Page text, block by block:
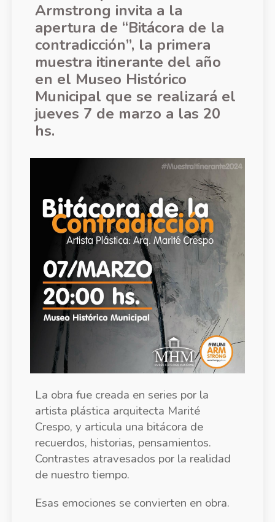
Armstrong invita a la
apertura de “Bitácora de la
contradicción”, la primera
muestra itinerante del año
en el Museo Histórico
Municipal que se realizará el
jueves 7 de marzo a las 20
hs.
La obra fue creada en series por la
artista plástica arquitecta Marité
Crespo, y articula una bitácora de
recuerdos, historias, pensamientos.
Contrastes atravesados por la realidad
de nuestro tiempo.
Esas emociones se convierten en obra.